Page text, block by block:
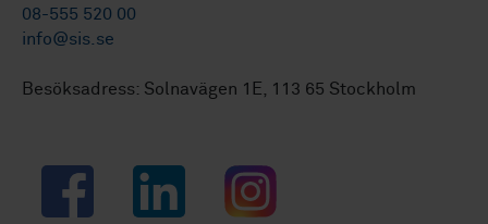
08-555 520 00
info@sis.se
Besöksadress: Solnavägen 1E, 113 65 Stockholm
Facebook LinkedIn Instagram